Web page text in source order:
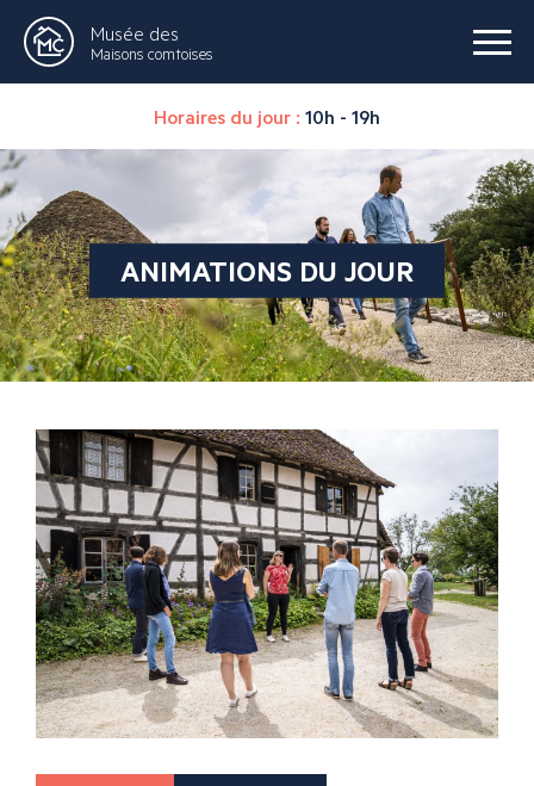
Musée des
Maisons comtoises
Horaires du jour : 10h - 19h
ANIMATIONS DU JOUR